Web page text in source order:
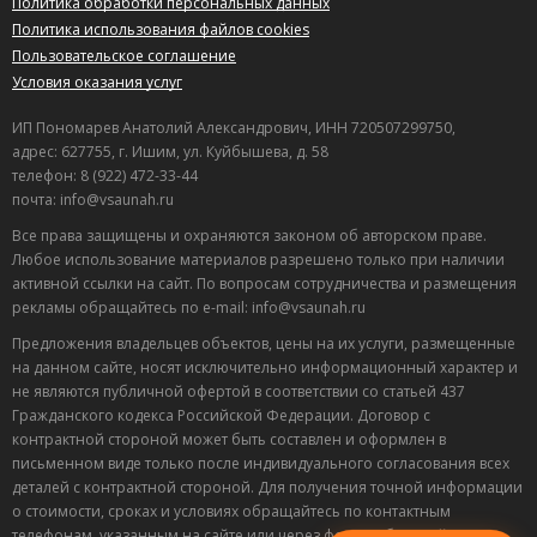
Политика использования файлов cookies
Пользовательское соглашение
Условия оказания услуг
ИП Пономарев Анатолий Александрович, ИНН 720507299750,
адрес: 627755, г. Ишим, ул. Куйбышева, д. 58
телефон: 8 (922) 472-33-44
почта: info@vsaunah.ru
Все права защищены и охраняются законом об авторском праве.
Любое использование материалов разрешено только при наличии
активной ссылки на сайт. По вопросам сотрудничества и размещения
рекламы обращайтесь по e-mail: info@vsaunah.ru
Предложения владельцев объектов, цены на их услуги, размещенные
на данном сайте, носят исключительно информационный характер и
не являются публичной офертой в соответствии со статьей 437
Гражданского кодекса Российской Федерации. Договор с
контрактной стороной может быть составлен и оформлен в
письменном виде только после индивидуального согласования всех
деталей с контрактной стороной. Для получения точной информации
о стоимости, сроках и условиях обращайтесь по контактным
Лучшие
спецпредложения
саун
Подписывайтесь в Telegram или MAX —